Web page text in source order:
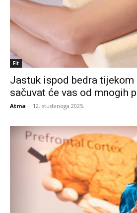
Fit
Jastuk ispod bedra tijekom
sačuvat će vas od mnogih
Atma - 12. studenoga 2025.